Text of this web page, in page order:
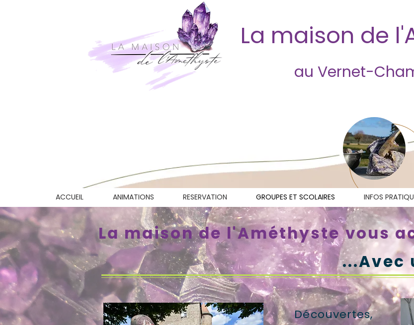
La maison de
au Vernet-
ACCUEIL ANIMATIONS RESERVATION GROUPES ET SCOLAIRES INFOS
La maison de l'Améthyste vous
...Avec
Découvertes,